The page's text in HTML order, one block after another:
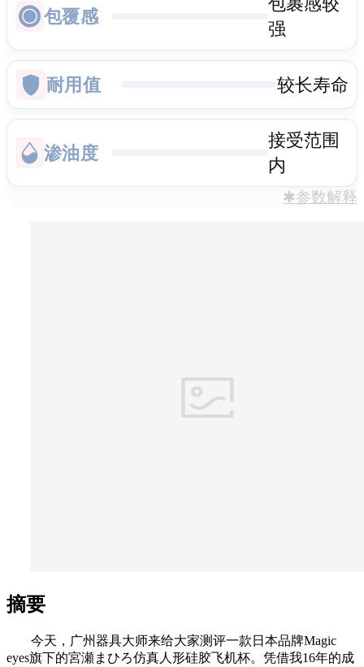
包覆感
强
耐用值 较长寿命
渗油度
接受范围
内
✱参数解释
摘要
今天，广州器具大师来给大家测评一款日本品牌Magic
eyes旗下的宮瀬まひろ仿真人形硅胶飞机杯。凭借我16年的成